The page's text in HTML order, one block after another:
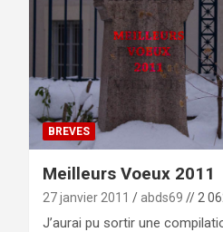
BREVES
Meilleurs Voeux 2011
27 janvier 2011 abds69 // 2
J’aurai pu sortir une